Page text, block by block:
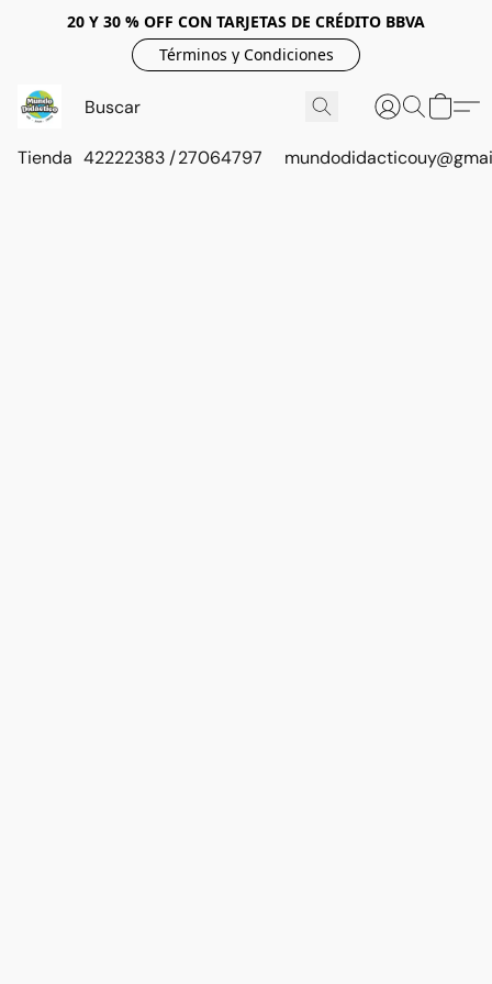
20 Y 30 % OFF CON TARJETAS DE CRÉDITO BBVA
Términos y Condiciones
Tienda 42222383 / 27064797